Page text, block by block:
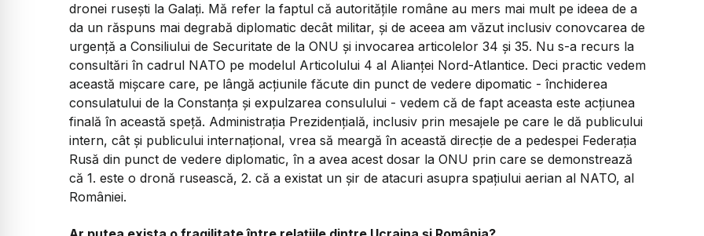
dronei rusești la Galați. Mă refer la faptul că autoritățile române au mers mai mult pe ideea de a
da un răspuns mai degrabă diplomatic decât militar, și de aceea am văzut inclusiv conovcarea de
urgență a Consiliului de Securitate de la ONU și invocarea articolelor 34 și 35. Nu s-a recurs la
consultări în cadrul NATO pe modelul Articolului 4 al Alianței Nord-Atlantice. Deci practic vedem
această mișcare care, pe lângă acțiunile făcute din punct de vedere dipomatic - închiderea
consulatului de la Constanța și expulzarea consulului - vedem că de fapt aceasta este acțiunea
finală în această speță. Administrația Prezidențială, inclusiv prin mesajele pe care le dă publicului
intern, cât și publicului internațional, vrea să meargă în această direcție de a pedespei Federația
Rusă din punct de vedere diplomatic, în a avea acest dosar la ONU prin care se demonstrează
că 1. este o dronă rusească, 2. că a existat un șir de atacuri asupra spațiului aerian al NATO, al
României.